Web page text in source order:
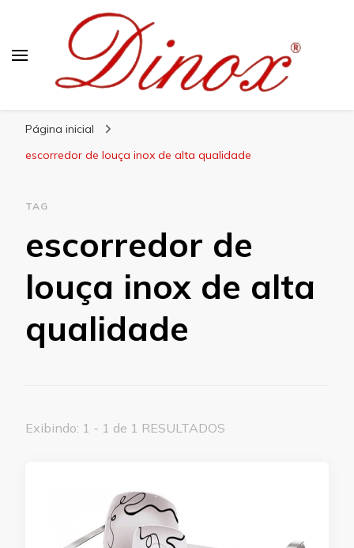
Página inicial
escorredor de louça inox de alta qualidade
TAG
escorredor de
louça inox de alta
qualidade
Exibindo: 1 - 1 de 1 RESULTADOS